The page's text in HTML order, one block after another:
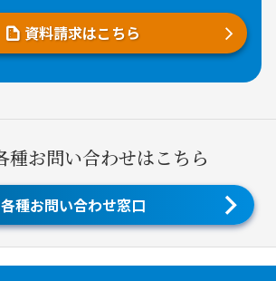
資料請求はこちら
種お問い合わせはこちら
各種お問い合わせ窓口